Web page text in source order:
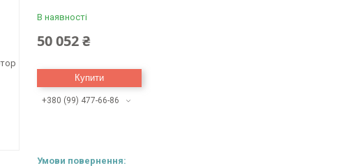
В наявності
50 052 ₴
Купити
+380 (99) 477-66-86